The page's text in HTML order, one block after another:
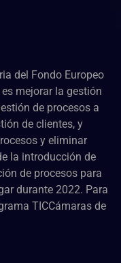
del Fondo Europeo
mejorar la gestión
de procesos a
de clientes, y
y eliminar
la introducción de
de procesos para
durante 2022. Para
TICCámaras de